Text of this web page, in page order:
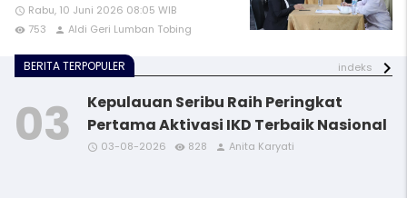
access_time Rabu, 10 Juni 2026 08:05 WIB
remove_red_eye 753 person Aldi Geri Lumban Tobing
BERITA TERPOPULER indeks
access_time remove_red_eye person
access_time remove_red_eye person
Kepulauan Seribu Raih Peringkat
Pertama Aktivasi IKD Terbaik Nasional
access_time 03-08-2026 remove_red_eye 828 person Anita Karyati
access_time remove_red_eye person